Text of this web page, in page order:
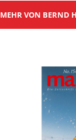
MEHR VON BERND